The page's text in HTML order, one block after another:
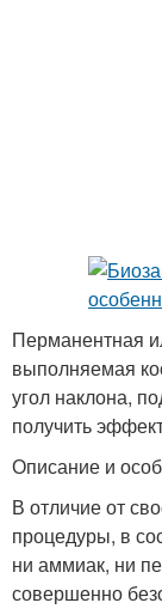
Перманентная
выполняемая
угол наклона,
получить
Описание и
В отличие от
процедуры, в
ни аммиак, ни
совершенно